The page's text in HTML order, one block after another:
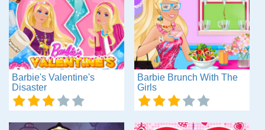
Barbie's Valentine's
Disaster
Barbie Brunch With The
Girls